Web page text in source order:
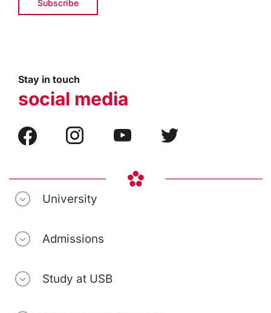
Stay in touch
social media
University
Admissions
Study at USB